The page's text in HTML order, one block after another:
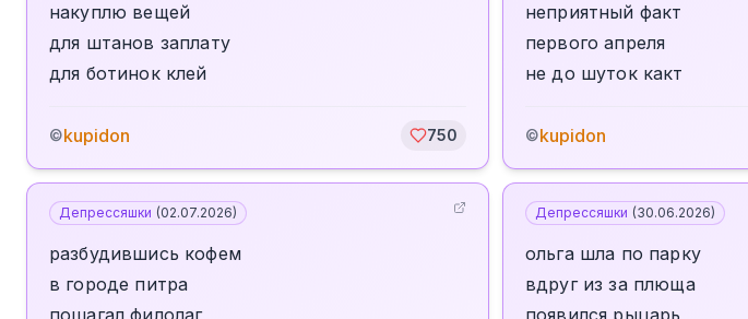
накуплю вещей
для штанов заплату
для ботинок клей
©kupidon 750
неприятный факт
первого апреля
не до шуток какт
©kupidon
Депрессяшки (02.07.2026)
разбудившись кофем
в городе питра
пошагал филолаг
Депрессяшки (30.06.2026)
ольга шла по парку
вдруг из за плюща
появился рыцарь